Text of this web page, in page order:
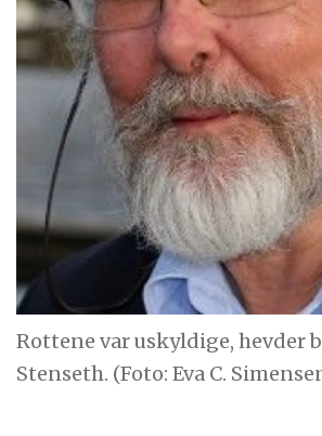
Rottene var uskyldige, hevder
Stenseth. (Foto: Eva C.